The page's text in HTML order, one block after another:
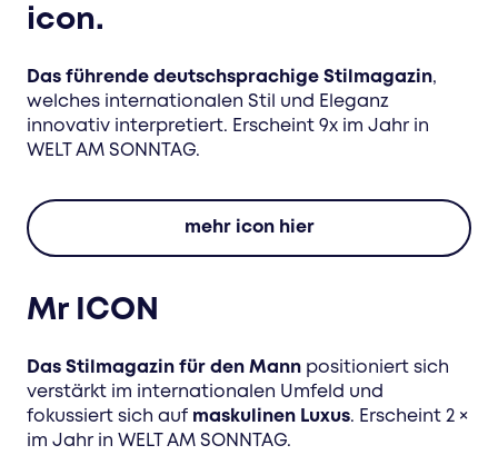
icon.
Das führende deutschsprachige Stilmagazin,
welches internationalen Stil und Eleganz
innovativ interpretiert. Erscheint 9x im Jahr in
WELT AM SONNTAG.
mehr icon hier
Mr ICON
Das Stilmagazin für den Mann positioniert sich
verstärkt im internationalen Umfeld und
fokussiert sich auf maskulinen Luxus. Erscheint 2 ×
im Jahr in WELT AM SONNTAG.